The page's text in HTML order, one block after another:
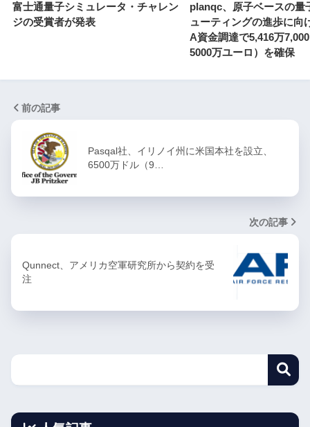
富士通量子シミュレータ・チャレン
ジの受賞者が発表
planqc、原子ベースの量
ューティングの進歩に向
A資金調達で5,416万
5000万ユーロ）を確保
前の記事
Pasqal社、イリノイ州に米国本社を設立、
6500万ドル（9…
次の記事
Qunnect、アメリカ空軍研究所から契約を受
注